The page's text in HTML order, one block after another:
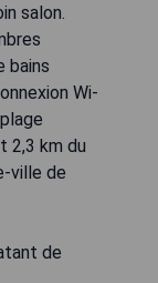
salon.
bains
Wi-
2,3 km du
ville de
de